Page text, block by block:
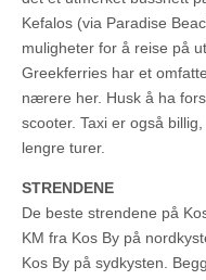
Kefalos (via Paradise
muligheter for å reise på
Greekferries har et
nærere her. Husk å ha
scooter. Taxi er også
lengre turer.
STRENDENE
De beste strendene på
KM fra Kos By på
Kos By på sydkysten.